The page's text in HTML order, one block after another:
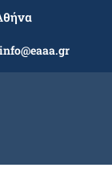
info@eaaa.gr